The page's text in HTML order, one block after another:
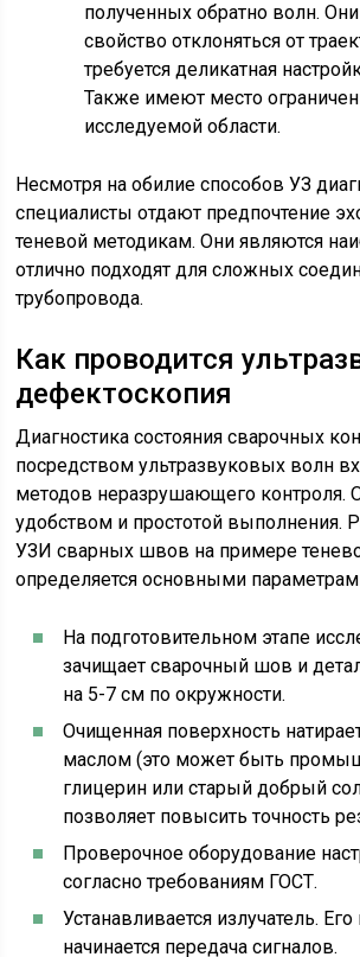
полученных обратно волн.
свойство отклоняться от
требуется деликатная
Также имеют место
исследуемой области.
Несмотря на обилие способов УЗ
специалисты отдают предпочтение
теневой методикам. Они являются
отлично подходят для сложных
трубопровода.
Как проводится
дефектоскопия
Диагностика состояния сварочных
посредством ультразвуковых волн
методов неразрушающего контроля.
удобством и простотой выполнения.
УЗИ сварных швов на примере
определяется основными
На подготовительном этапе
зачищает сварочный шов и
на 5-7 см по окружности.
Очищенная поверхность
маслом (это может быть
глицерин или старый добрый
позволяет повысить точность
Проверочное оборудование
согласно требованиям ГОСТ.
Устанавливается излучатель.
начинается передача сигналов.